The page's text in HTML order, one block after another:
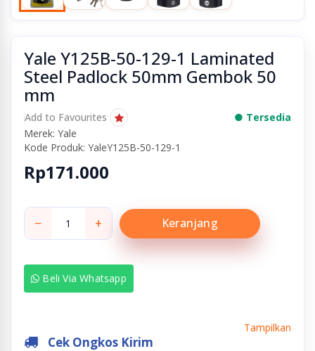
Yale Y125B-50-129-1 Laminated
Steel Padlock 50mm Gembok 50
mm
Add to Favourites
● Tersedia
Merek: Yale
Kode Produk: YaleY125B-50-129-1
Rp171.000
− + Keranjang
Beli Via Whatsapp
Cek Ongkos Kirim
Tampilkan